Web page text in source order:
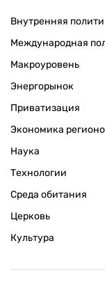
Внутренняя
Международная
Макроуровень
Энергорынок
Приватизация
Экономика
Наука
Технологии
Среда обитания
Церковь
Культура